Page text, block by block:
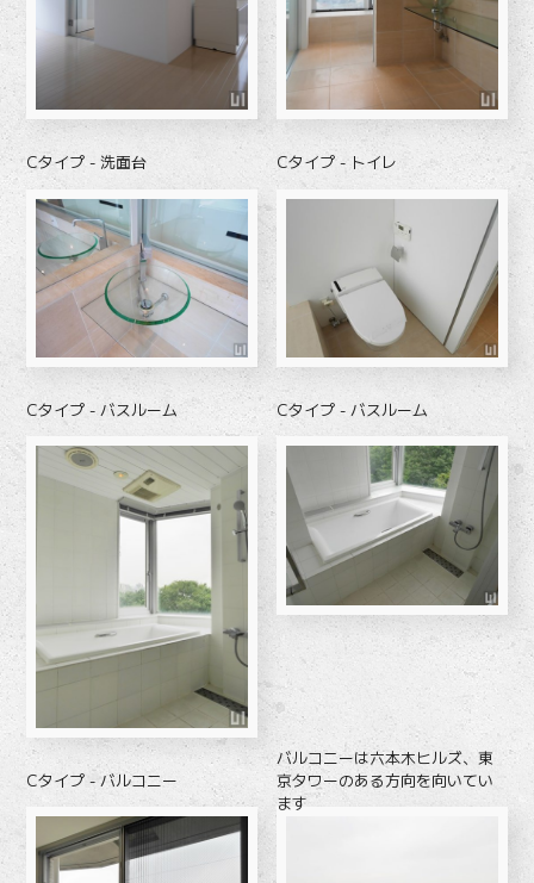
Cタイプ - 洗面台 Cタイプ - トイレ
Cタイプ - バスルーム Cタイプ - バスルーム
Cタイプ - バルコニー
バルコニーは六本木ヒルズ、東
京タワーのある方向を向いてい
ます